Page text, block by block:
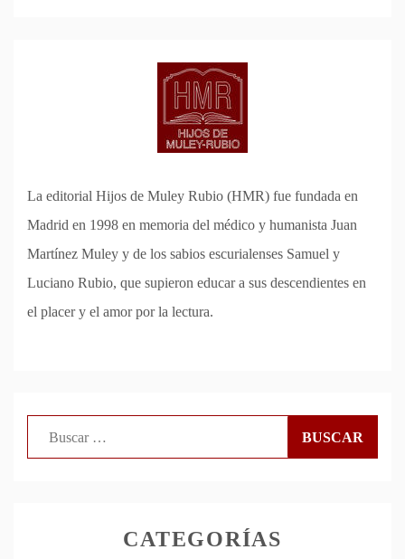
La editorial Hijos de Muley Rubio (HMR) fue fundada en
Madrid en 1998 en memoria del médico y humanista Juan
Martínez Muley y de los sabios escurialenses Samuel y
Luciano Rubio, que supieron educar a sus descendientes en
el placer y el amor por la lectura.
CATEGORÍAS